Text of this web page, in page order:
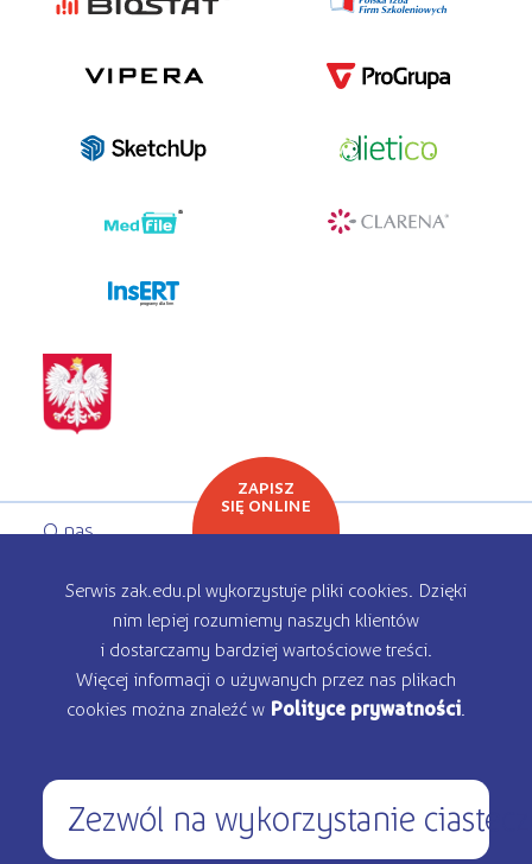
programy dla firm
O nas
Oferta edukacyjna
Rekrutacja
Kontakt
ZAPISZ
SIĘ ONLINE
Serwis zak.edu.pl wykorzystuje pliki cookies. Dzięki
nim lepiej rozumiemy naszych klientów
i dostarczamy bardziej wartościowe treści.
Więcej informacji o używanych przez nas plikach
cookies można znaleźć w Polityce prywatności
Zezwól na wykorzystanie